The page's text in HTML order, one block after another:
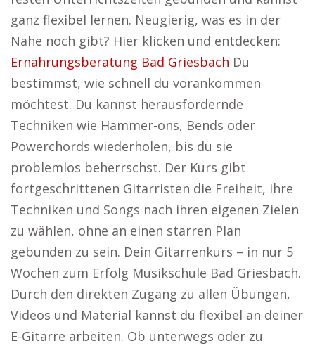
ganz flexibel lernen. Neugierig, was es in der
Nähe noch gibt? Hier klicken und entdecken:
Ernährungsberatung Bad Griesbach Du
bestimmst, wie schnell du vorankommen
möchtest. Du kannst herausfordernde
Techniken wie Hammer-ons, Bends oder
Powerchords wiederholen, bis du sie
problemlos beherrschst. Der Kurs gibt
fortgeschrittenen Gitarristen die Freiheit, ihre
Techniken und Songs nach ihren eigenen Zielen
zu wählen, ohne an einen starren Plan
gebunden zu sein. Dein Gitarrenkurs – in nur 5
Wochen zum Erfolg Musikschule Bad Griesbach.
Durch den direkten Zugang zu allen Übungen,
Videos und Material kannst du flexibel an deiner
E-Gitarre arbeiten. Ob unterwegs oder zu